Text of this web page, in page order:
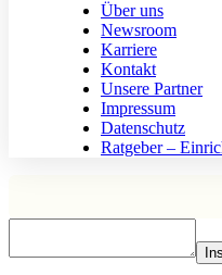
Über uns
Newsroom
Karriere
Kontakt
Unsere Partner
Impressum
Datenschutz
Ratgeber –